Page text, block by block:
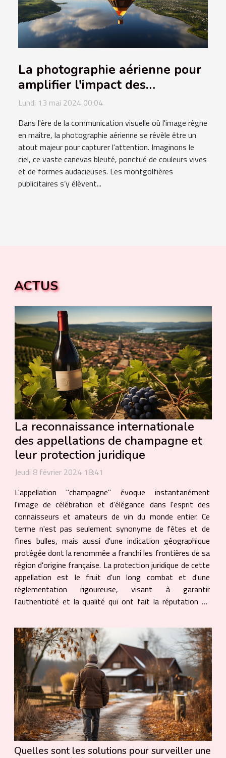
La photographie aérienne pour
amplifier l'impact des
montgolfières publicitaires
Lundi 13 mai 2024 00:04
Dans l'ère de la communication visuelle où l'image règne
en maître, la photographie aérienne se révèle être un
atout majeur pour capturer l'attention. Imaginons le
ciel, ce vaste canevas bleuté, ponctué de couleurs vives
et de formes audacieuses. Les montgolfières
publicitaires s’y élèvent...
ACTUS
La reconnaissance internationale
des appellations de champagne et
leur protection juridique
Jeudi 8 février 2024 18:41
L'appellation "champagne" évoque instantanément
l'image de célébration et d'élégance dans l'esprit des
connaisseurs et amateurs de vin du monde entier. Ce
terme n'est pas seulement synonyme de fêtes et de
fines bulles, mais aussi d'une indication géographique
protégée dont la renommée a franchi les frontières de sa
région d'origine française. La protection juridique de cette
appellation est le fruit d'un long combat et d'une
réglementation rigoureuse, visant à garantir
l'authenticité et la qualité qui ont fait la réputation du
les...
Quelles sont les solutions pour surveiller une